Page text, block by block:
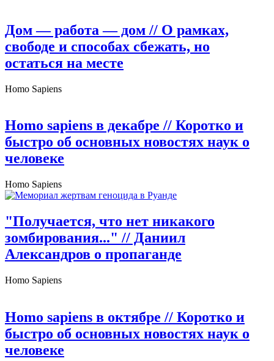
Дом — работа — дом // О рамках,
свободе и способах сбежать, но
остаться на месте
Homo Sapiens
Homo sapiens в декабре // Коротко и
быстро об основных новостях наук о
человеке
Homo Sapiens
"Получается, что нет никакого
зомбирования..." // Даниил
Александров о пропаганде
Homo Sapiens
Homo sapiens в октябре // Коротко и
быстро об основных новостях наук о
человеке